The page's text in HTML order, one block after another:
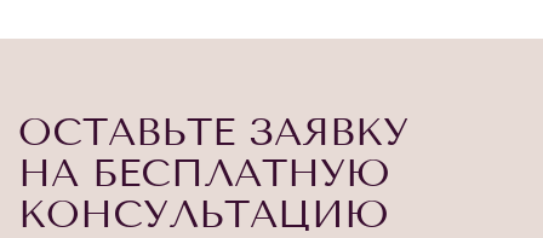
ОСТАВЬТЕ ЗАЯВКУ
НА БЕСПЛАТНУЮ
КОНСУЛЬТАЦИЮ